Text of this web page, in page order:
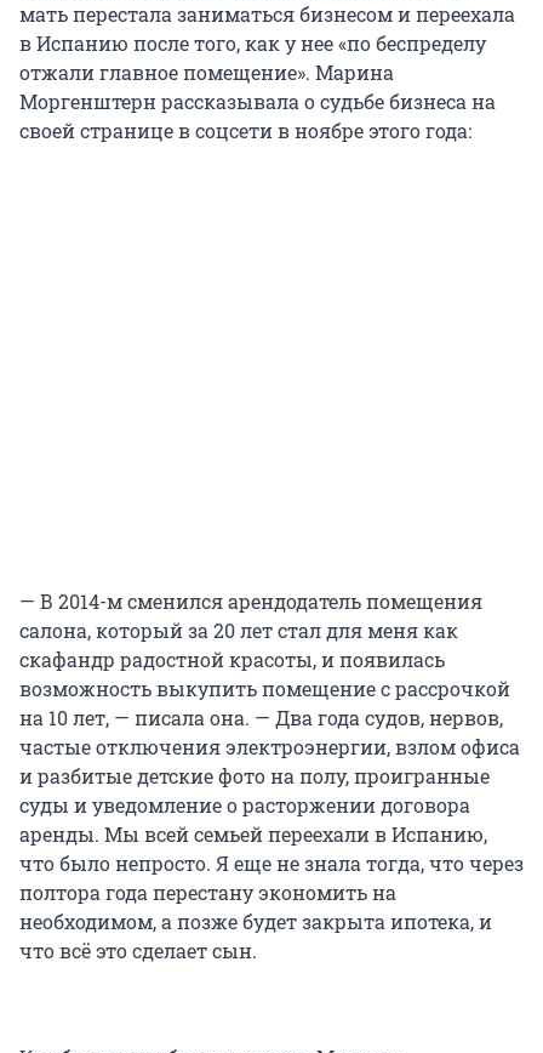
мать перестала заниматься бизнесом и переехала
в Испанию после того, как у нее «по беспределу
отжали главное помещение». Марина
Моргенштерн рассказывала о судьбе бизнеса на
своей странице в соцсети в ноябре этого года:
— В 2014-м сменился арендодатель помещения
салона, который за 20 лет стал для меня как
скафандр радостной красоты, и появилась
возможность выкупить помещение с рассрочкой
на 10 лет, — писала она. — Два года судов, нервов,
частые отключения электроэнергии, взлом офиса
и разбитые детские фото на полу, проигранные
суды и уведомление о расторжении договора
аренды. Мы всей семьей переехали в Испанию,
что было непросто. Я еще не знала тогда, что через
полтора года перестану экономить на
необходимом, а позже будет закрыта ипотека, и
что всё это сделает сын.